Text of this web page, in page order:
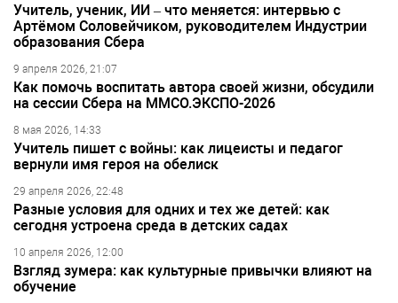
Учитель, ученик, ИИ – что меняется: интервью с
Артёмом Соловейчиком, руководителем Индустрии
образования Сбера
9 апреля 2026, 21:07
Как помочь воспитать автора своей жизни, обсудили
на сессии Сбера на ММСО.ЭКСПО-2026
8 мая 2026, 14:33
Учитель пишет с войны: как лицеисты и педагог
вернули имя героя на обелиск
29 апреля 2026, 22:48
Разные условия для одних и тех же детей: как
сегодня устроена среда в детских садах
10 апреля 2026, 12:00
Взгляд зумера: как культурные привычки влияют на
обучение